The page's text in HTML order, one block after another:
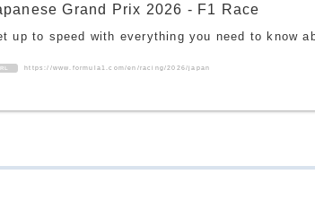
Grand Prix 2026 - F1 Race
up to speed with everything you need to know
https://www.formula1.com/en/racing/2026/japan